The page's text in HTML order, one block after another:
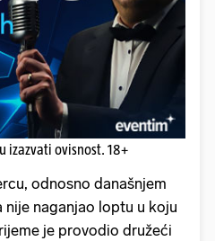
izazvati ovisnost. 18+
odnosno današnjem
nije naganjao loptu u koju
je provodio družeći